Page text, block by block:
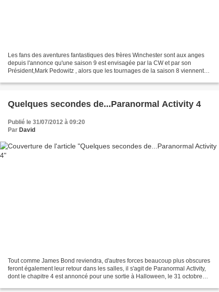
Les fans des aventures fantastiques des frères Winchester sont aux anges
depuis l'annonce qu'une saison 9 est envisagée par la CW et par son
Président,Mark Pedowitz , alors que les tournages de la saison 8 viennent
Quelques secondes de...Paranormal Activity 4
Publié le 31/07/2012 à 09:20
Par David
Tout comme James Bond reviendra, d'autres forces beaucoup plus obscures
feront également leur retour dans les salles, il s'agit de Paranormal Activity,
dont le chapitre 4 est annoncé pour une sortie à Halloween, le 31 octobre